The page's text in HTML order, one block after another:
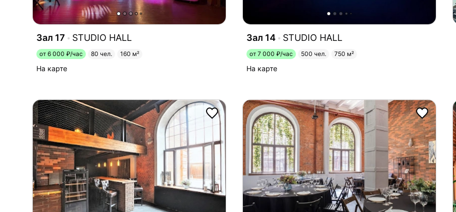
Зал 17 STUDIO HALL
от 6 000 ₽/час 80 чел. 160 м²
На карте
Зал 14 STUDIO HALL
от 7 000 ₽/час 500 чел. 750 м²
На карте